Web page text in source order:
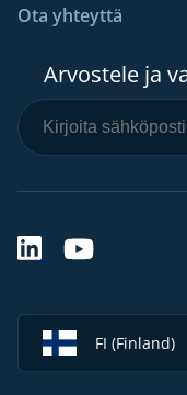
Ota yhteyttä
Arvostele ja
FI (Finland)